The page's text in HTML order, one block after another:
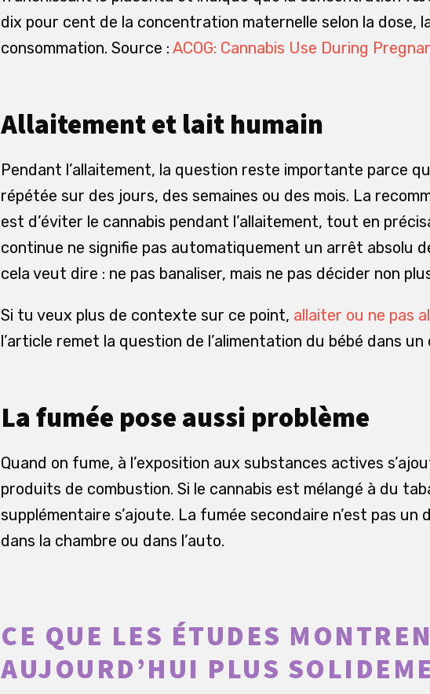
dix pour cent de la concentration maternelle selon la dose,
consommation. Source : ACOG: Cannabis Use During
Allaitement et lait humain
Pendant l’allaitement, la question reste importante parce
répétée sur des jours, des semaines ou des mois. La
est d’éviter le cannabis pendant l’allaitement, tout en
continue ne signifie pas automatiquement un arrêt absolu
cela veut dire : ne pas banaliser, mais ne pas décider non
Si tu veux plus de contexte sur ce point, allaiter ou ne pas
l’article remet la question de l’alimentation du bébé dans
La fumée pose aussi problème
Quand on fume, à l’exposition aux substances actives
produits de combustion. Si le cannabis est mélangé à du
supplémentaire s’ajoute. La fumée secondaire n’est pas
dans la chambre ou dans l’auto.
CE QUE LES ÉTUDES
AUJOURD’HUI PLUS